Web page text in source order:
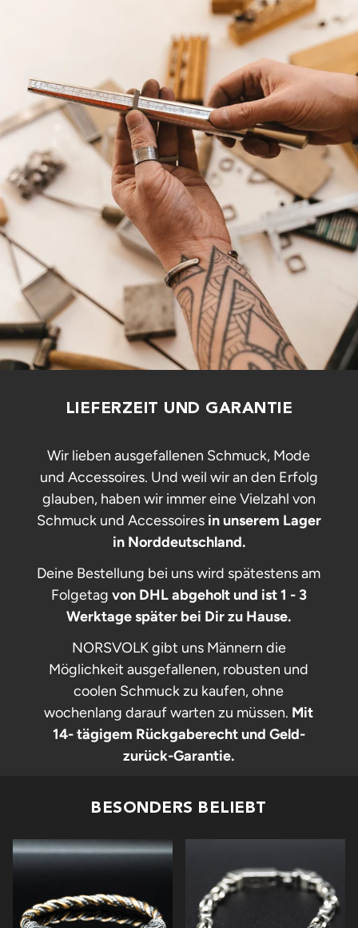
LIEFERZEIT UND GARANTIE
Wir lieben ausgefallenen Schmuck, Mode
und Accessoires. Und weil wir an den Erfolg
glauben, haben wir immer eine Vielzahl von
Schmuck und Accessoires in unserem Lager
in Norddeutschland.
Deine Bestellung bei uns wird spätestens am
Folgetag von DHL abgeholt und ist 1 - 3
Werktage später bei Dir zu Hause.
NORSVOLK gibt uns Männern die
Möglichkeit ausgefallenen, robusten und
coolen Schmuck zu kaufen, ohne
wochenlang darauf warten zu müssen. Mit
14- tägigem Rückgaberecht und Geld-
zurück-Garantie.
BESONDERS BELIEBT